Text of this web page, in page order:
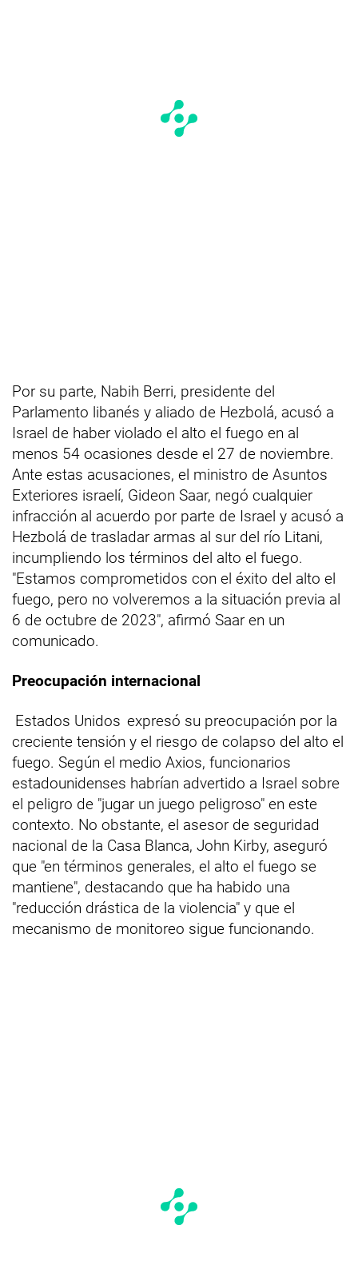
Por su parte, Nabih Berri, presidente del
Parlamento libanés y aliado de Hezbolá, acusó a
Israel de haber violado el alto el fuego en al
menos 54 ocasiones desde el 27 de noviembre.
Ante estas acusaciones, el ministro de Asuntos
Exteriores israelí, Gideon Saar, negó cualquier
infracción al acuerdo por parte de Israel y acusó a
Hezbolá de trasladar armas al sur del río Litani,
incumpliendo los términos del alto el fuego.
"Estamos comprometidos con el éxito del alto el
fuego, pero no volveremos a la situación previa al
6 de octubre de 2023", afirmó Saar en un
comunicado.
Preocupación internacional
Estados Unidos expresó su preocupación por la
creciente tensión y el riesgo de colapso del alto el
fuego. Según el medio Axios, funcionarios
estadounidenses habrían advertido a Israel sobre
el peligro de "jugar un juego peligroso" en este
contexto. No obstante, el asesor de seguridad
nacional de la Casa Blanca, John Kirby, aseguró
que "en términos generales, el alto el fuego se
mantiene", destacando que ha habido una
"reducción drástica de la violencia" y que el
mecanismo de monitoreo sigue funcionando.